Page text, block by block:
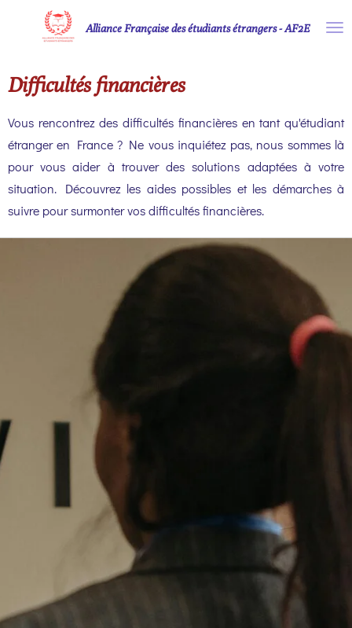
Passer
principal
Alliance Française des étudiants étrangers - AF2E
Difficultés financières
Vous rencontrez des difficultés financières en tant qu'étudiant
étranger en France ? Ne vous inquiétez pas, nous sommes là
pour vous aider à trouver des solutions adaptées à votre
situation. Découvrez les aides possibles et les démarches à
suivre pour surmonter vos difficultés financières.